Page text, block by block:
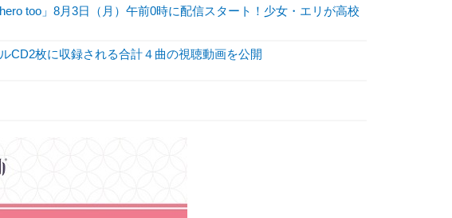
too」8月3日（月）午前0時に配信スタート！少女・エリが高校
CD2枚に収録される合計４曲の視聴動画を公開